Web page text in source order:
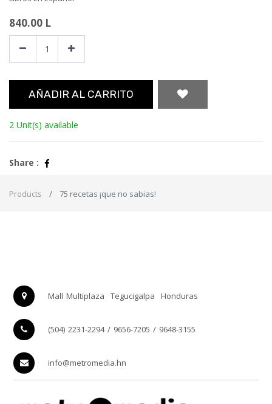
840.00 L
AÑADIR AL CARRITO
2 Unit(s) available
Share :
Products 75 recetas ¡que no sabias!
Mall Multiplaza Tegucigalpa Honduras
(504) 2231-2294 / 9656-7205 / 9648-3155
info@metromedia.hn